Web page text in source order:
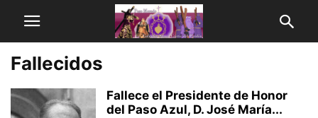
Fallecidos
Fallece el Presidente de Honor
del Paso Azul, D. José María...